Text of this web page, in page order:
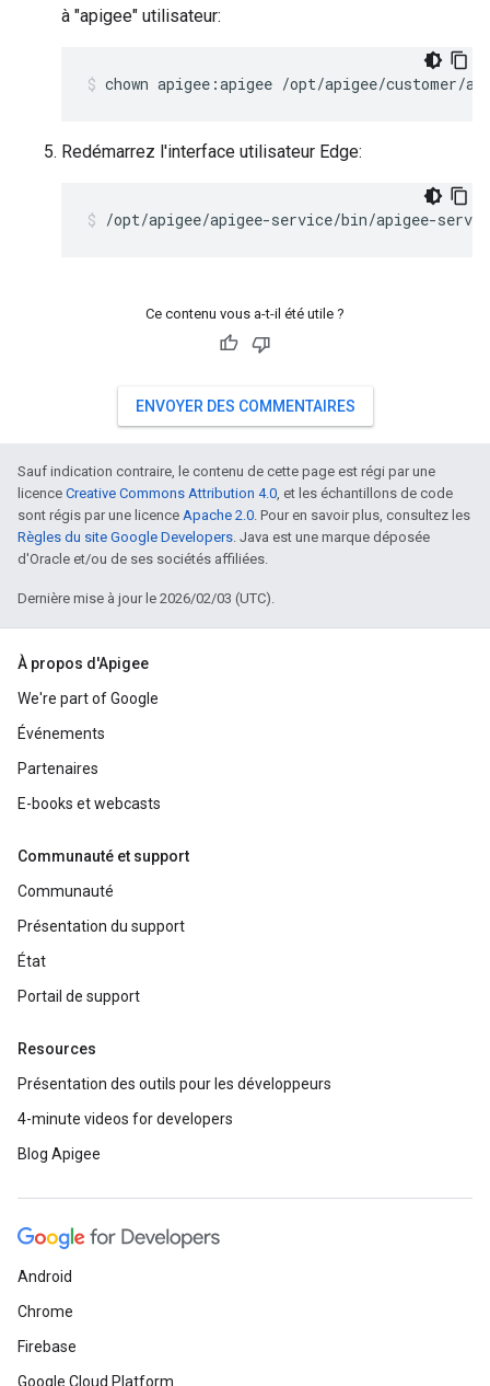
à "apigee" utilisateur:
chown apigee:apigee /opt/apigee/customer/
Redémarrez l'interface utilisateur Edge:
/opt/apigee/apigee-service/bin/apigee-
Ce contenu vous a-t-il été utile ?
ENVOYER DES COMMENTAIRES
Sauf indication contraire, le contenu de cette page est régi par une
licence Creative Commons Attribution 4.0, et les échantillons de code
sont régis par une licence Apache 2.0. Pour en savoir plus, consultez les
Règles du site Google Developers. Java est une marque déposée
d'Oracle et/ou de ses sociétés affiliées.
Dernière mise à jour le 2026/02/03 (UTC).
À propos d'Apigee
We're part of Google
Événements
Partenaires
E-books et webcasts
Communauté et support
Communauté
Présentation du support
État
Portail de support
Resources
Présentation des outils pour les développeurs
4-minute videos for developers
Blog Apigee
Android
Chrome
Firebase
Google Cloud Platform